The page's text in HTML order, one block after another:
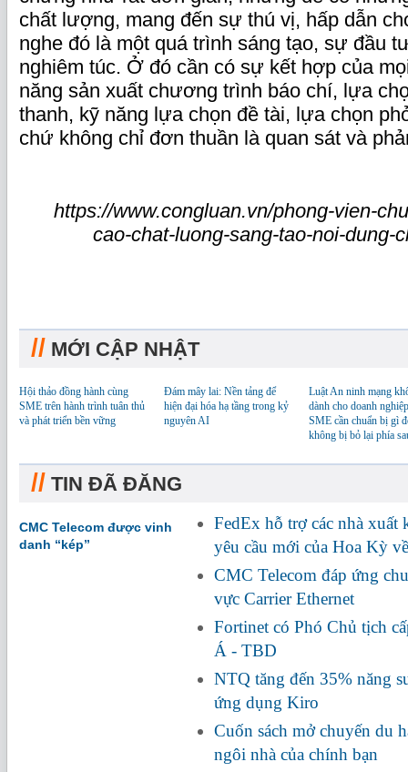
chất lượng, mang đến sự thú vị, hấp dẫn
nghe đó là một quá trình sáng tạo, sự đầu
nghiêm túc. Ở đó cần có sự kết hợp của
năng sản xuất chương trình báo chí, lựa
thanh, kỹ năng lựa chọn đề tài, lựa chọn
chứ không chỉ đơn thuần là quan sát và
https://www.congluan.vn/phong-vien-
cao-chat-luong-sang-tao-noi-dung-
// MỚI CẬP NHẬT
Hội thảo đồng hành cùng
SME trên hành trình tuân thủ
và phát triển bền vững
Đám mây lai: Nền tảng để
hiện đại hóa hạ tầng trong kỷ
nguyên AI
Luật An ninh mạng
dành cho doanh
SME cần chuẩn bị gì
không bị bỏ lại phía
// TIN ĐÃ ĐĂNG
CMC Telecom được vinh
danh “kép”
FedEx hỗ trợ các nhà xuất
yêu cầu mới của Hoa Kỳ
CMC Telecom đáp ứng
vực Carrier Ethernet
Fortinet có Phó Chủ tịch
Á - TBD
NTQ tăng đến 35% năng
ứng dụng Kiro
Cuốn sách mở chuyến du
ngôi nhà của chính bạn